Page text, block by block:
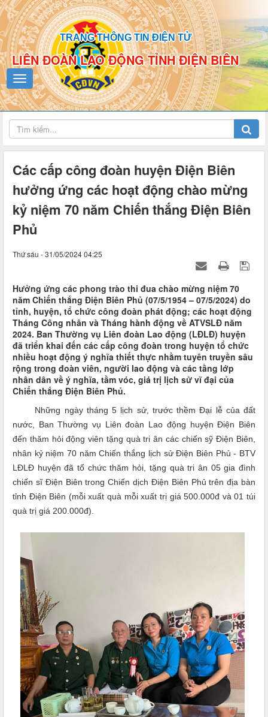
TRANG THÔNG TIN ĐIỆN TỬ
LIÊN ĐOÀN LAO ĐỘNG TỈNH ĐIỆN BIÊN
Các cấp công đoàn huyện Điện Biên
hưởng ứng các hoạt động chào mừng
kỷ niệm 70 năm Chiến thắng Điện Biên
Phủ
Thứ sáu - 31/05/2024 04:25
Hưởng ứng các phong trào thi đua chào mừng niệm 70
năm Chiến thắng Điện Biên Phủ (07/5/1954 – 07/5/2024) do
tỉnh, huyện, tổ chức công đoàn phát động; các hoạt động
Tháng Công nhân và Tháng hành động về ATVSLĐ năm
2024. Ban Thường vụ Liên đoàn Lao động (LĐLĐ) huyện
đã triển khai đến các cấp công đoàn trong huyện tổ chức
nhiều hoạt động ý nghĩa thiết thực nhằm tuyên truyền sâu
rộng trong đoàn viên, người lao động và các tầng lớp
nhân dân về ý nghĩa, tầm vóc, giá trị lịch sử vĩ đại của
Chiến thắng Điện Biên Phủ.
Những ngày tháng 5 lịch sử, trước thềm Đại lễ của đất
nước, Ban Thường vụ Liên đoàn Lao động huyện Điện Biên
đến thăm hỏi động viên tặng quà tri ân các chiến sỹ Điện Biên,
nhân kỷ niệm 70 năm Chiến thắng lịch sử Điện Biên Phủ - BTV
LĐLĐ huyện đã tổ chức thăm hỏi, tặng quà tri ân 05 gia đình
chiến sĩ Điện Biên trong Chiến dịch Điện Biên Phủ trên địa bàn
tỉnh Điện Biên (mỗi xuất quà mỗi xuất trị giá 500.000đ và 01 túi
quà trị giá 200.000đ).